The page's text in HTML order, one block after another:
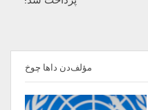
مؤلف‌دن داها چوخ